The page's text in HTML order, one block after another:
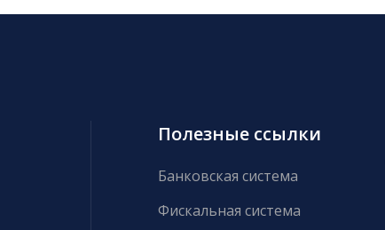
Полезные ссылки
Банковская система
Фискальная система